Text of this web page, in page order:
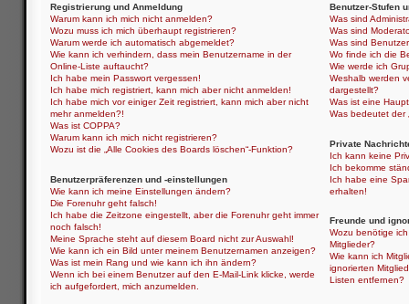
Registrierung und Anmeldung
Warum kann ich mich nicht anmelden?
Wozu muss ich mich überhaupt registrieren?
Warum werde ich automatisch abgemeldet?
Wie kann ich verhindern, dass mein Benutzername in der
Online-Liste auftaucht?
Ich habe mein Passwort vergessen!
Ich habe mich registriert, kann mich aber nicht anmelden!
Ich habe mich vor einiger Zeit registriert, kann mich aber nicht
mehr anmelden?!
Was ist COPPA?
Warum kann ich mich nicht registrieren?
Wozu ist die „Alle Cookies des Boards löschen“-Funktion?
Benutzerpräferenzen und -einstellungen
Wie kann ich meine Einstellungen ändern?
Die Forenuhr geht falsch!
Ich habe die Zeitzone eingestellt, aber die Forenuhr geht immer
noch falsch!
Meine Sprache steht auf diesem Board nicht zur Auswahl!
Wie kann ich ein Bild unter meinem Benutzernamen anzeigen?
Was ist mein Rang und wie kann ich ihn ändern?
Wenn ich bei einem Benutzer auf den E-Mail-Link klicke, werde
ich aufgefordert, mich anzumelden.
Benutzer-Stufen
Was sind
Was sind
Was sind
Wo finde ich die
Wie werde ich
Weshalb werden
dargestellt?
Was ist eine
Was bedeutet der
Private
Ich kann keine
Ich bekomme
Ich habe eine
erhalten!
Freunde und
Wozu benötige
Mitglieder?
Wie kann ich
ignorierten
Listen entfernen?